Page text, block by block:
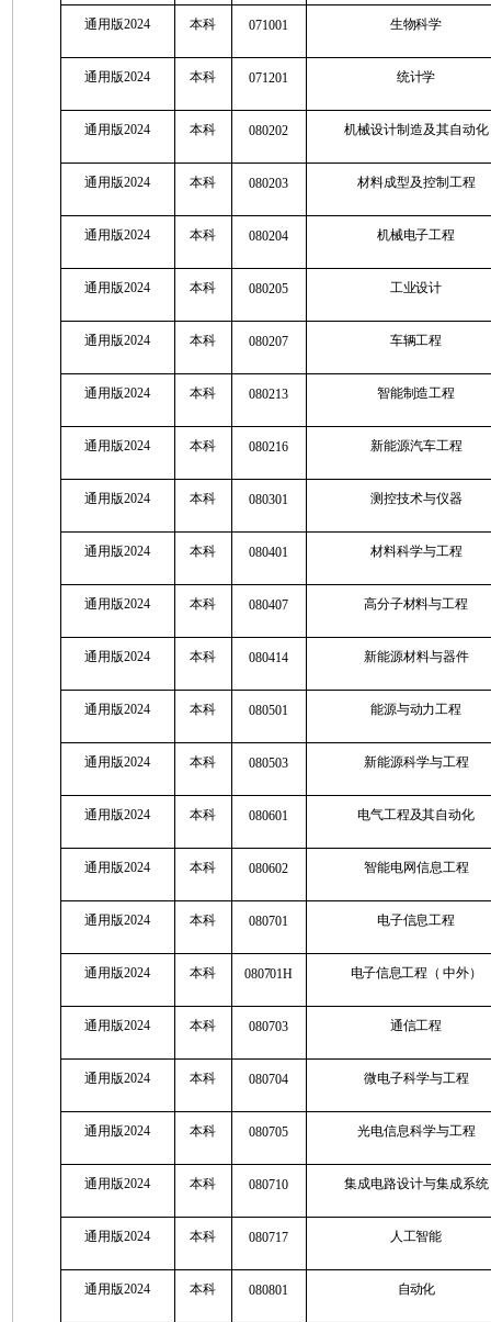
通用版2024 本科 071001 生物科学
通用版2024 本科 071201 统计学
通用版2024 本科 080202 机械设计制造及其自动化
通用版2024 本科 080203 材料成型及控制工程
通用版2024 本科 080204 机械电子工程
通用版2024 本科 080205 工业设计
通用版2024 本科 080207 车辆工程
通用版2024 本科 080213 智能制造工程
通用版2024 本科 080216 新能源汽车工程
通用版2024 本科 080301 测控技术与仪器
通用版2024 本科 080401 材料科学与工程
通用版2024 本科 080407 高分子材料与工程
通用版2024 本科 080414 新能源材料与器件
通用版2024 本科 080501 能源与动力工程
通用版2024 本科 080503 新能源科学与工程
通用版2024 本科 080601 电气工程及其自动化
通用版2024 本科 080602 智能电网信息工程
通用版2024 本科 080701 电子信息工程
通用版2024 本科 080701H 电子信息工程（ 中外）
通用版2024 本科 080703 通信工程
通用版2024 本科 080704 微电子科学与工程
通用版2024 本科 080705 光电信息科学与工程
通用版2024 本科 080710 集成电路设计与集成系统
通用版2024 本科 080717 人工智能
通用版2024 本科 080801 自动化